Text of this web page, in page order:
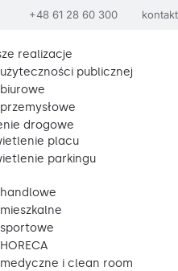
+48 61 28 60 300
realizacje
publicznej
drogowe
placu
parkingu
i clean room